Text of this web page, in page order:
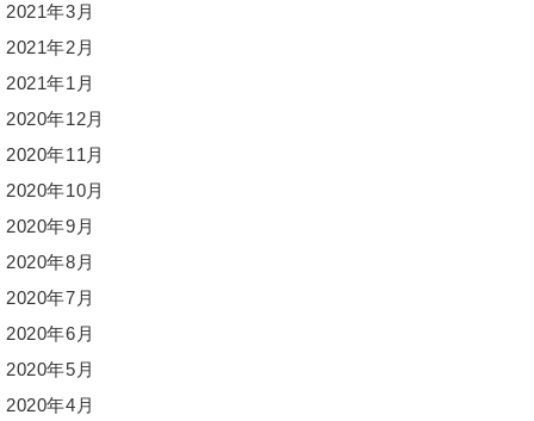
2021年3月
2021年2月
2021年1月
2020年12月
2020年11月
2020年10月
2020年9月
2020年8月
2020年7月
2020年6月
2020年5月
2020年4月